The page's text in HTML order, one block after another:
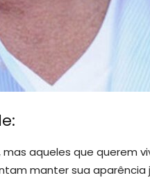
aqueles que querem
manter sua aparência